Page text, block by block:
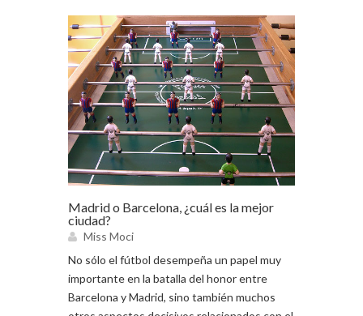
Madrid o Barcelona, ¿cuál es la mejor
ciudad?
Miss Moci
No sólo el fútbol desempeña un papel muy
importante en la batalla del honor entre
Barcelona y Madrid, sino también muchos